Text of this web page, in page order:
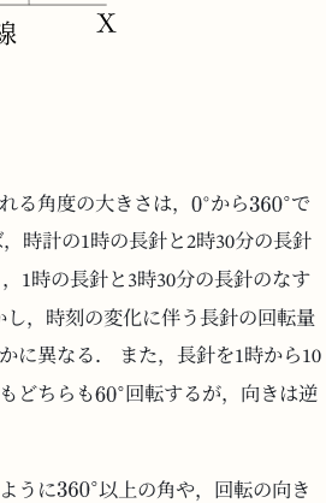
る角度の大きさは， から
で
時計の1時の長針と2時30分の長針
1時の長針と3時30分の長針のなす
し，時刻の変化に伴う長針の回転量
に異なる． また，長針を1時から10
どちらも
回転するが，向きは逆
うに
以上の角や，回転の向き